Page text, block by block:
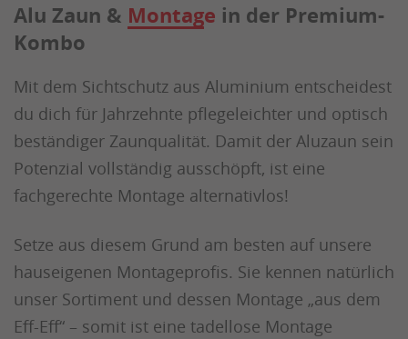
Alu Zaun & Montage in der Premium-
Kombo
Mit dem Sichtschutz aus Aluminium entscheidest
du dich für Jahrzehnte pflegeleichter und optisch
beständiger Zaunqualität. Damit der Aluzaun sein
Potenzial vollständig ausschöpft, ist eine
fachgerechte Montage alternativlos!
Setze aus diesem Grund am besten auf unsere
hauseigenen Montageprofis. Sie kennen natürlich
unser Sortiment und dessen Montage „aus dem
Eff-Eff“ – somit ist eine tadellose Montage